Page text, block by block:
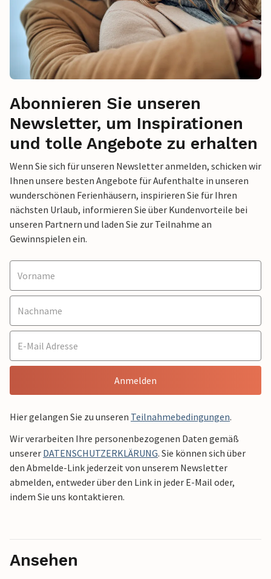
Abonnieren Sie unseren
Newsletter, um Inspirationen
und tolle Angebote zu erhalten
Wenn Sie sich für unseren Newsletter anmelden, schicken wir
Ihnen unsere besten Angebote für Aufenthalte in unseren
wunderschönen Ferienhäusern, inspirieren Sie für Ihren
nächsten Urlaub, informieren Sie über Kundenvorteile bei
unseren Partnern und laden Sie zur Teilnahme an
Gewinnspielen ein.
Anmelden
Hier gelangen Sie zu unseren Teilnahmebedingungen.
Wir verarbeiten Ihre personenbezogenen Daten gemäß
unserer DATENSCHUTZERKLÄRUNG. Sie können sich über
den Abmelde-Link jederzeit von unserem Newsletter
abmelden, entweder über den Link in jeder E-Mail oder,
indem Sie uns kontaktieren.
Ansehen